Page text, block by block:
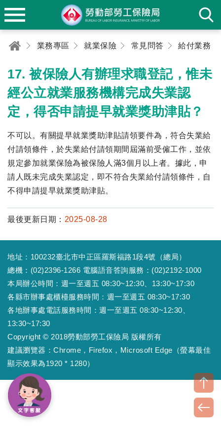
業務專區 就業保險 常見問答 給付業務
17. 被保險人有辦理求職登記，惟未
經公立就業服務機構完成失業認
定，得否申請提早就業獎助津貼？
不可以。有關提早就業獎助津貼請領要件為，符合失業給
付請領條件，於失業給付請領期間屆滿前受僱工作，並依
規定參加就業保險為被保險人滿3個月以上者。據此，申
請人既未完成失業認定，即不符合失業給付請領條件，自
不得申請提早就業獎助津貼。
最後更新日期： 2025-08-28
地址：100232臺北市中正區羅斯福路1段4號（總局）
總機：(02)2396-1266 電腦語音答詢服務：(02)2192-1000
本局辦公時間：週一至週五 08:30~12:30、13:30~17:30
各縣市辦事處櫃檯服務時間：週一至週五 08:30~17:30
各地辦事處電話服務時間：週一至週五 08:30~12:30、
13:30~17:30
Copyright © 2018勞動部勞工保險局 版權所有
建議瀏覽器：Chrome，Firefox，Microsoft Edge（螢幕最佳
顯示效果為1920 * 1280）